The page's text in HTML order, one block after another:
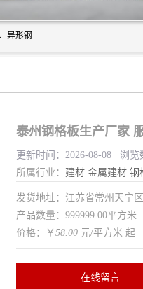
常州市格美瑞钢格板有限公司专业生产无锡钢格板、钢格板安装夹、复合钢格板、插接钢格板、平台钢格板、异形钢格板等产品。
泰州钢格板生产厂家
更新时间：2026-08-08 浏览
所属行业： 建材 金属建材 钢
发货地址：江苏省常州天宁
产品数量：999999.00平方米
价格：￥ 58.00 元/平方米 起
在线留言